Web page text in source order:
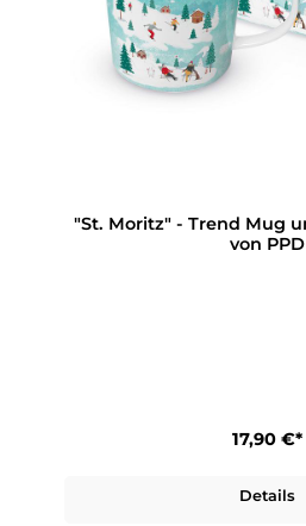
"St. Moritz" - Trend Mug und Geschenkebox
von PPD
17,90 €*
Details